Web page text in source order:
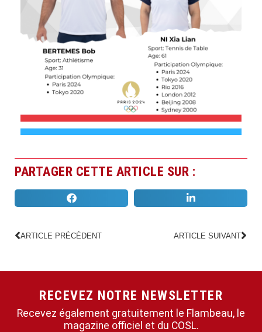
PARTAGER CETTE ARTICLE SUR :
ARTICLE PRÉCÉDENT ARTICLE SUIVANT
RECEVEZ NOTRE NEWSLETTER
Recevez également gratuitement le Flambeau, le
magazine officiel et du COSL.